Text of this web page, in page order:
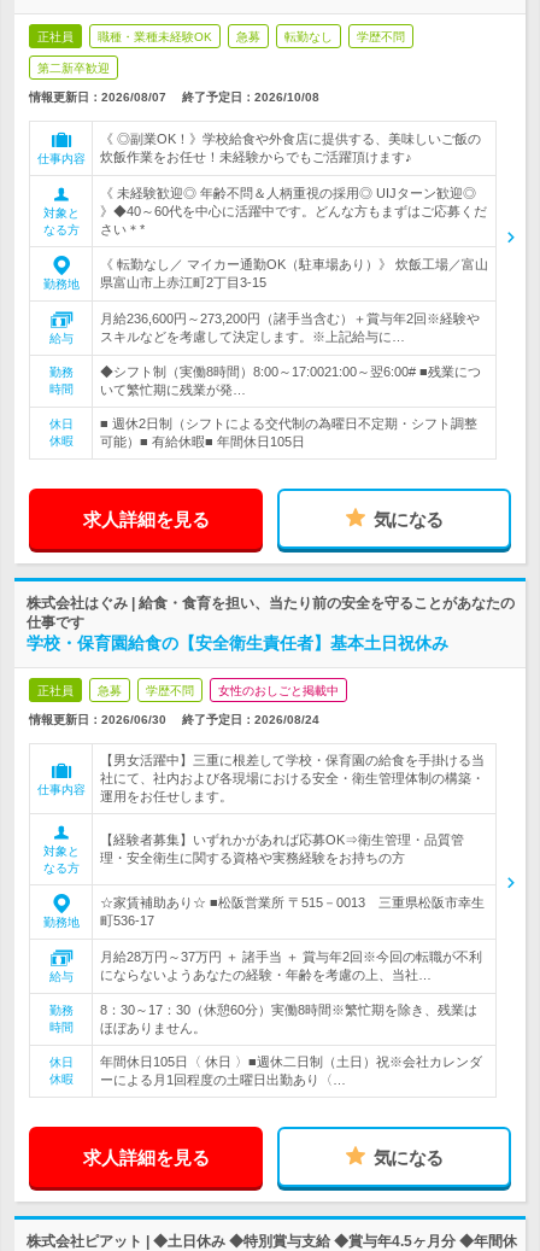
正社員 職種・業種未経験OK 急募 転勤なし 学歴不問
第二新卒歓迎
情報更新日：2026/08/07 終了予定日： 2026/10/08
仕事内容
《 ◎副業OK！》学校給食や外食店に提供する、美味しいご飯の
炊飯作業をお任せ！未経験からでもご活躍頂けます♪
対象と
なる方
《 未経験歓迎◎ 年齢不問＆人柄重視の採用◎ UIJターン歓迎◎
》◆40～60代を中心に活躍中です。どんな方もまずはご応募くだ
さい＊*
勤務地
《 転勤なし／ マイカー通勤OK（駐車場あり）》 炊飯工場／富山
県富山市上赤江町2丁目3-15
給与
月給236,600円～273,200円（諸手当含む）＋賞与年2回※経験や
スキルなどを考慮して決定します。※上記給与に…
勤務
時間
◆シフト制（実働8時間）8:00～17:0021:00～翌6:00# ■残業につ
いて繁忙期に残業が発…
休日
休暇
■ 週休2日制（シフトによる交代制の為曜日不定期・シフト調整
可能）■ 有給休暇■ 年間休日105日
求人詳細を見る 気になる
株式会社はぐみ | 給食・食育を担い、当たり前の安全を守ることがあなたの
仕事です
学校・保育園給食の【安全衛生責任者】基本土日祝休み
正社員 急募 学歴不問 女性のおしごと掲載中
情報更新日：2026/06/30 終了予定日： 2026/08/24
仕事内容
【男女活躍中】三重に根差して学校・保育園の給食を手掛ける当
社にて、社内および各現場における安全・衛生管理体制の構築・
運用をお任せします。
対象と
なる方
【経験者募集】いずれかがあれば応募OK⇒衛生管理・品質管
理・安全衛生に関する資格や実務経験をお持ちの方
勤務地
☆家賃補助あり☆ ■松阪営業所 〒515－0013 三重県松阪市幸生
町536-17
給与
月給28万円～37万円 ＋ 諸手当 ＋ 賞与年2回※今回の転職が不利
にならないようあなたの経験・年齢を考慮の上、当社…
勤務
時間
8：30～17：30（休憩60分）実働8時間※繁忙期を除き、残業は
ほぼありません。
休日
休暇
年間休日105日〈 休日 〉■週休二日制（土日）祝※会社カレンダ
ーによる月1回程度の土曜日出勤あり〈…
求人詳細を見る 気になる
株式会社ピアット | ◆土日休み ◆特別賞与支給 ◆賞与年4.5ヶ月分 ◆年間休